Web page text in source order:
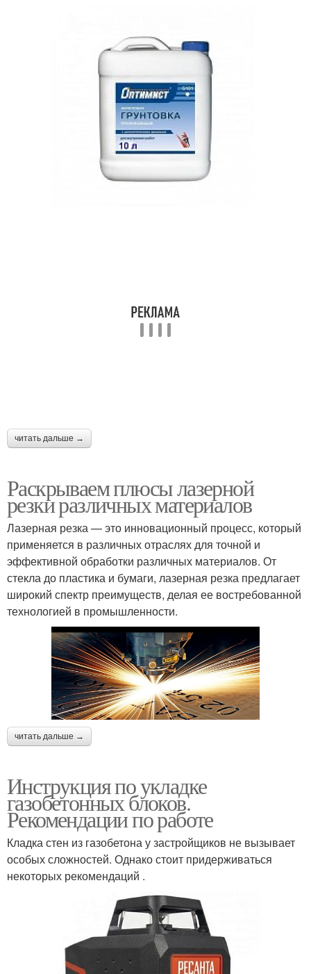
читать дальше →
Раскрываем плюсы лазерной
резки различных материалов
Лазерная резка — это инновационный процесс, который
применяется в различных отраслях для точной и
эффективной обработки различных материалов. От
стекла до пластика и бумаги, лазерная резка предлагает
широкий спектр преимуществ, делая ее востребованной
технологией в промышленности.
читать дальше →
Инструкция по укладке
газобетонных блоков.
Рекомендации по работе
Кладка стен из газобетона у застройщиков не вызывает
особых сложностей. Однако стоит придерживаться
некоторых рекомендаций .